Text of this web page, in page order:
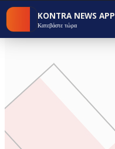
KONTRA NEWS APP
Κατεβάστε τώρα